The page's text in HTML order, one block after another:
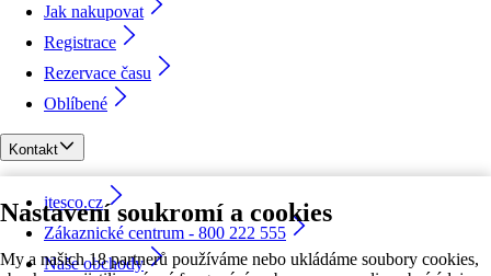
Nastavení soukromí a cookies
My a našich 18 partnerů používáme nebo ukládáme soubory cookies,
Jak nakupovat
Registrace
Rezervace času
Oblíbené
Kontakt
itesco.cz
Zákaznické centrum - 800 222 555
Naše obchody